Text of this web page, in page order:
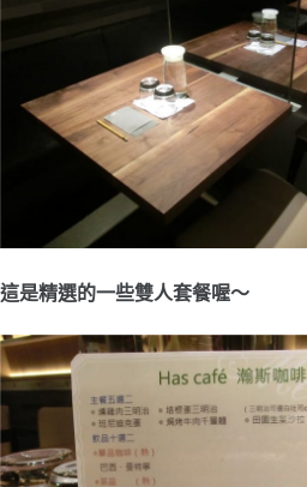
這是精選的一些雙人套餐喔～